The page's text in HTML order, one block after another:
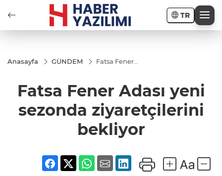
TR
Anasayfa GÜNDEM
Fatsa Fener
ziyaretçilerini
bekliyor
Fatsa Fener Adası yeni
sezonda ziyaretçilerini
bekliyor